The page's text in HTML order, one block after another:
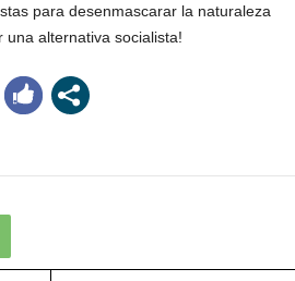
para desenmascarar la naturaleza
una alternativa socialista!